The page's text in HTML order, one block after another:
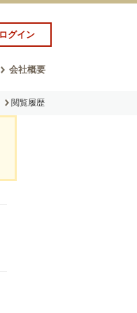
ログイン
会社概要
閲覧履歴